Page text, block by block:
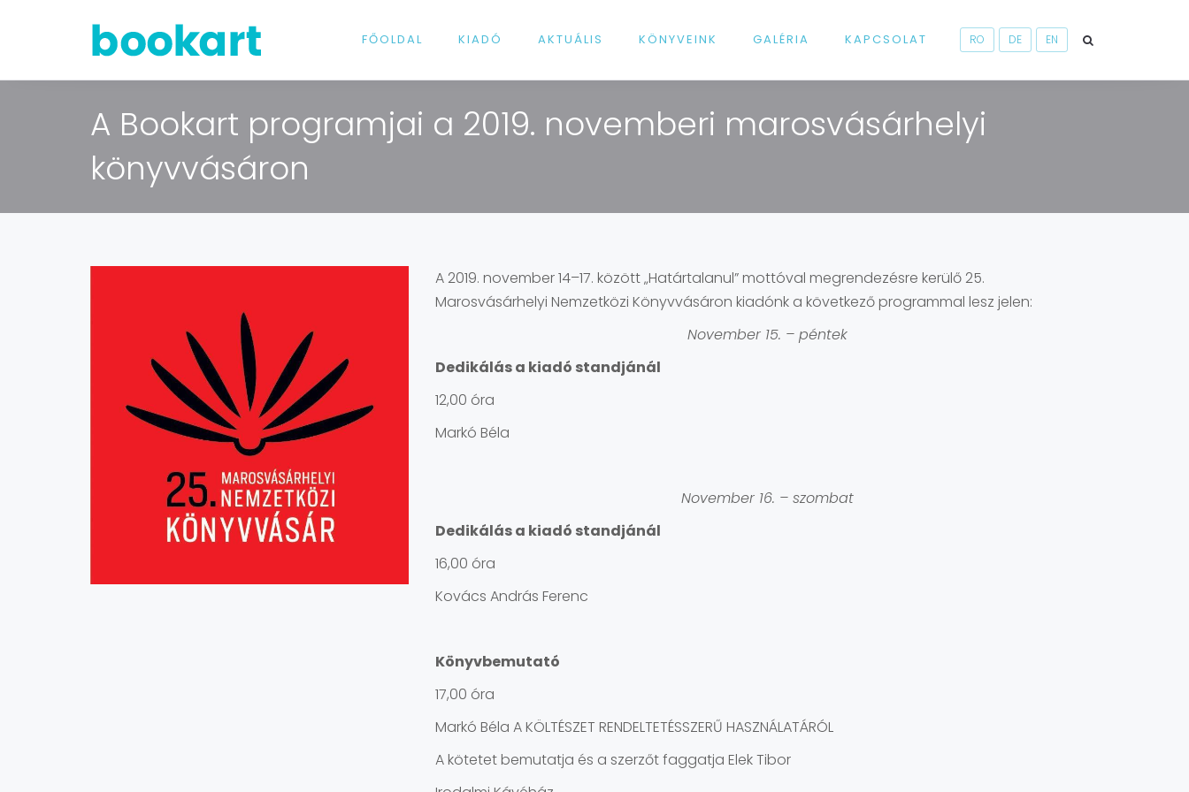
RO DE EN
FŐOLDAL KIADÓ AKTUÁLIS KÖNYVEINK GALÉRIA KAPCSOLAT
A Bookart programjai a 2019. novemberi marosvásárhelyi
könyvvásáron
A 2019. november 14–17. között „Határtalanul” mottóval megrendezésre kerülő 25.
Marosvásárhelyi Nemzetközi Könyvvásáron kiadónk a következő programmal lesz jelen:
November 15. – péntek
Dedikálás a kiadó standjánál
12,00 óra
Markó Béla
November 16. – szombat
Dedikálás a kiadó standjánál
16,00 óra
Kovács András Ferenc
Könyvbemutató
17,00 óra
Markó Béla A KÖLTÉSZET RENDELTETÉSSZERŰ HASZNÁLATÁRÓL
A kötetet bemutatja és a szerzőt faggatja Elek Tibor